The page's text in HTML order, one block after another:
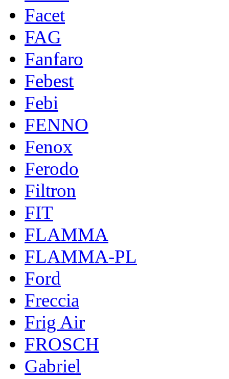
Facet
FAG
Fanfaro
Febest
Febi
FENNO
Fenox
Ferodo
Filtron
FIT
FLAMMA
FLAMMA-PL
Ford
Freccia
Frig Air
FROSCH
Gabriel